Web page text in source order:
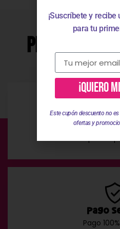
Productos
Envío
Pago
Pago
¡Suscríbete y
para tu
¡QUIERO
Este cupón descuento no
ofertas y